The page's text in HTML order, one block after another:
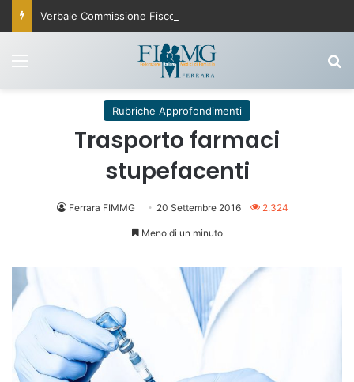
Verbale Commissione Fisco 25 settembre 2025
Rubriche Approfondimenti
Trasporto farmaci
stupefacenti
Ferrara FIMMG 20 Settembre 2016 2.324
Meno di un minuto